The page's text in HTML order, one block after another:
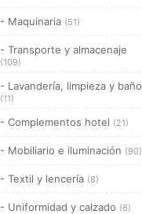
- Maquinaria (51)
- Transporte y almacenaje
(109)
- Lavandería, limpieza y baño
(11)
- Complementos hotel (21)
- Mobiliario e iluminación (90)
- Textil y lencería (8)
- Uniformidad y calzado (6)